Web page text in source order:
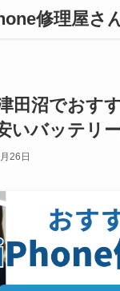
修理屋さ
田沼でおす
いバッテリ
26日